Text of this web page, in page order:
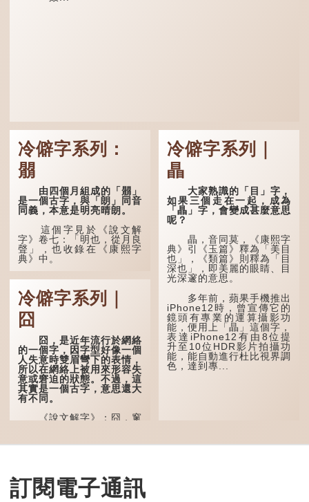
冷僻字系列：
朤
由四個月組成的「朤」
是一個古字，與「朗」同音
同義，本意是明亮晴朗。
這個字見於《說文解
字》卷七：「明也，從月良
聲」，也收錄在《康熙字
典》中。
這個字，用法頗多。
「朤朤乾坤，捨我其
誰。」乾坤是《周易》中的
兩個卦名，這裏指天地、宇
宙等，形容政治清明，天下
太平！
「天空朤朤，任鳥兒高
飛。」也是指天清氣明，鳥
兒可高飛。
「朤朤脆脆」就是形容
辦事爽快乾脆。我們熟...
冷僻字系列｜
囧
囧，是近年流行於網絡
的一個字，因字型好像一個
人失意時雙眉彎下的表情，
所以在網絡上被用來形容失
意或窘迫的狀態。不過，這
其實是一個古字，意思還大
有不同。
《說文解字》：囧，窻
一樣都是「窗」的象形字。
種黍。
這個古字十分少用，直
冷僻字系列｜
瞐
大家熟識的「目」字，
如果三個走在一起，成為
「瞐」字，會變成甚麼意思
呢？
瞐，音同莫，《康熙字
典》引《玉篇》釋為「美目
也」，《類篇》則釋為「目
深也」，即美麗的眼睛、目
光深邃的意思。
多年前，蘋果手機推出
iPhone12時，曾宣傳它的
鏡頭有專業的運算攝影功
能，便用上「瞐」這個字，
表達iPhone12有由8位提
升至10位HDR影片拍攝功
能，能自動進行杜比視界調
色，達到專...
訂閱電子通訊